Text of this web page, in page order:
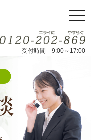
受付時間 9:00～17:00